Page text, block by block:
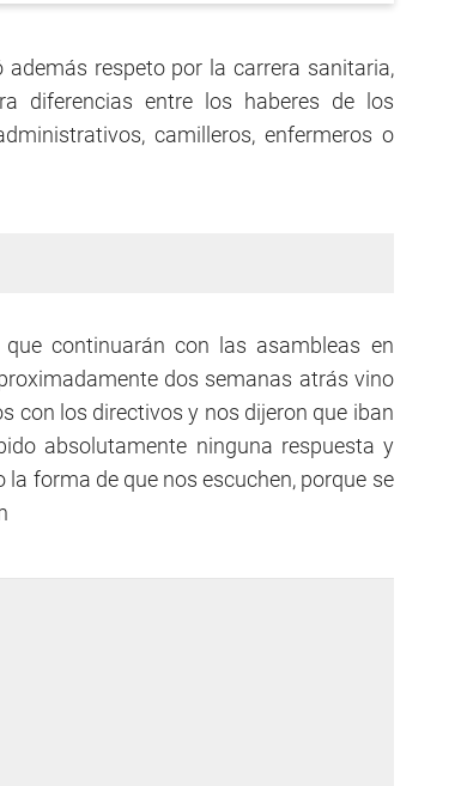
respeto por la carrera sanitaria,
diferencias entre los haberes de los
camilleros, enfermeros o
continuarán con las asambleas en
dos semanas atrás vino
con los directivos y nos dijeron que iban
absolutamente ninguna respuesta y
forma de que nos escuchen, porque se